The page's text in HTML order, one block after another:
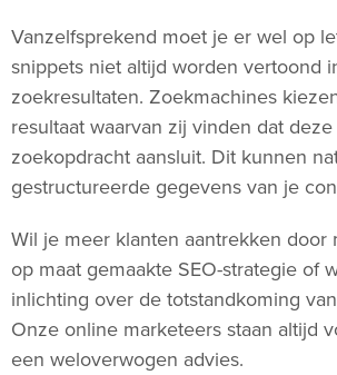
Vanzelfsprekend moet je er wel op
snippets niet altijd worden vertoond
zoekresultaten. Zoekmachines
resultaat waarvan zij vinden dat
zoekopdracht aansluit. Dit kunnen
gestructureerde gegevens van je
Wil je meer klanten aantrekken door
op maat gemaakte SEO-strategie of
inlichting over de totstandkoming
Onze online marketeers staan altijd
een weloverwogen advies.